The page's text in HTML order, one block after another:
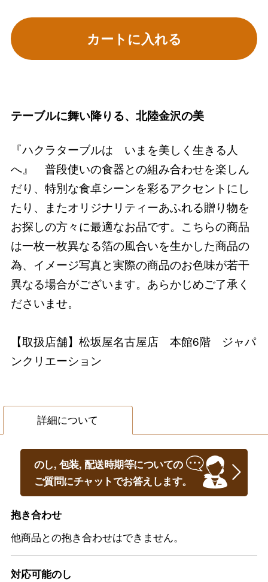
カートに入れる
テーブルに舞い降りる、北陸金沢の美
『ハクラターブルは いまを美しく生きる人
へ』 普段使いの食器との組み合わせを楽しん
だり、特別な食卓シーンを彩るアクセントにし
たり、またオリジナリティーあふれる贈り物を
お探しの方々に最適なお品です。こちらの商品
は一枚一枚異なる箔の風合いを生かした商品の
為、イメージ写真と実際の商品のお色味が若干
異なる場合がございます。あらかじめご了承く
ださいませ。
【取扱店舗】松坂屋名古屋店 本館6階 ジャパ
ンクリエーション
詳細について
のし, 包装, 配送時期等についての
ご質問にチャットでお答えします。
抱き合わせ
他商品との抱き合わせはできません。
対応可能のし